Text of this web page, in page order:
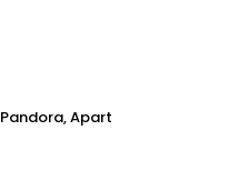
Pandora, Apart